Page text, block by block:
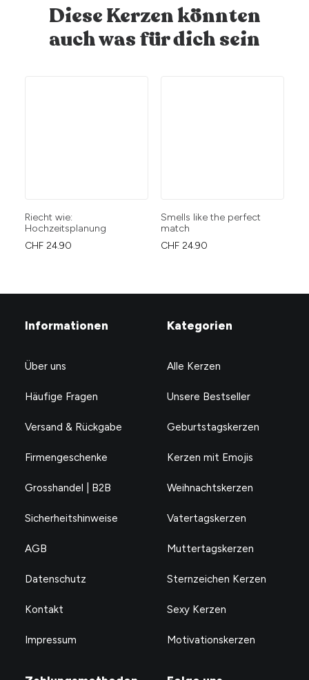
Diese Kerzen könnten
auch was für dich sein
Riecht wie:
Hochzeitsplanung
CHF 24.90
Smells like the perfect
match
CHF 24.90
Informationen
Über uns
Häufige Fragen
Versand & Rückgabe
Firmengeschenke
Grosshandel | B2B
Sicherheitshinweise
AGB
Datenschutz
Kontakt
Impressum
Kategorien
Alle Kerzen
Unsere Bestseller
Geburtstagskerzen
Kerzen mit Emojis
Weihnachtskerzen
Vatertagskerzen
Muttertagskerzen
Sternzeichen Kerzen
Sexy Kerzen
Motivationskerzen